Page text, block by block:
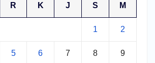
R K J S M
1 2
5 6 7 8 9